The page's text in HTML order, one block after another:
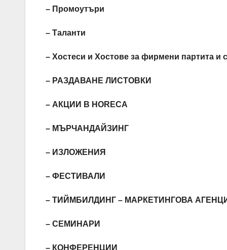
– Промоутъри
– Таланти
– Хостеси и Хостове за фирмени партита и
– РАЗДАВАНЕ ЛИСТОВКИ
– АКЦИИ В HORECA
– МЪРЧАНДАЙЗИНГ
– ИЗЛОЖЕНИЯ
– ФЕСТИВАЛИ
– ТИЙМБИЛДИНГ – МАРКЕТИНГОВА
– СЕМИНАРИ
– КОНФЕРЕНЦИИ